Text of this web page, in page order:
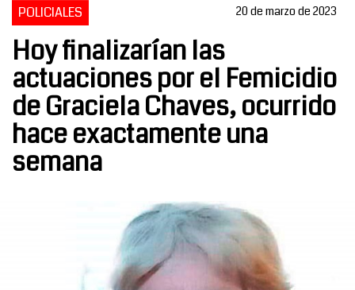
POLICIALES 20 de marzo de 2023
Hoy finalizarían las
actuaciones por el Femicidio
de Graciela Chaves, ocurrido
hace exactamente una
semana